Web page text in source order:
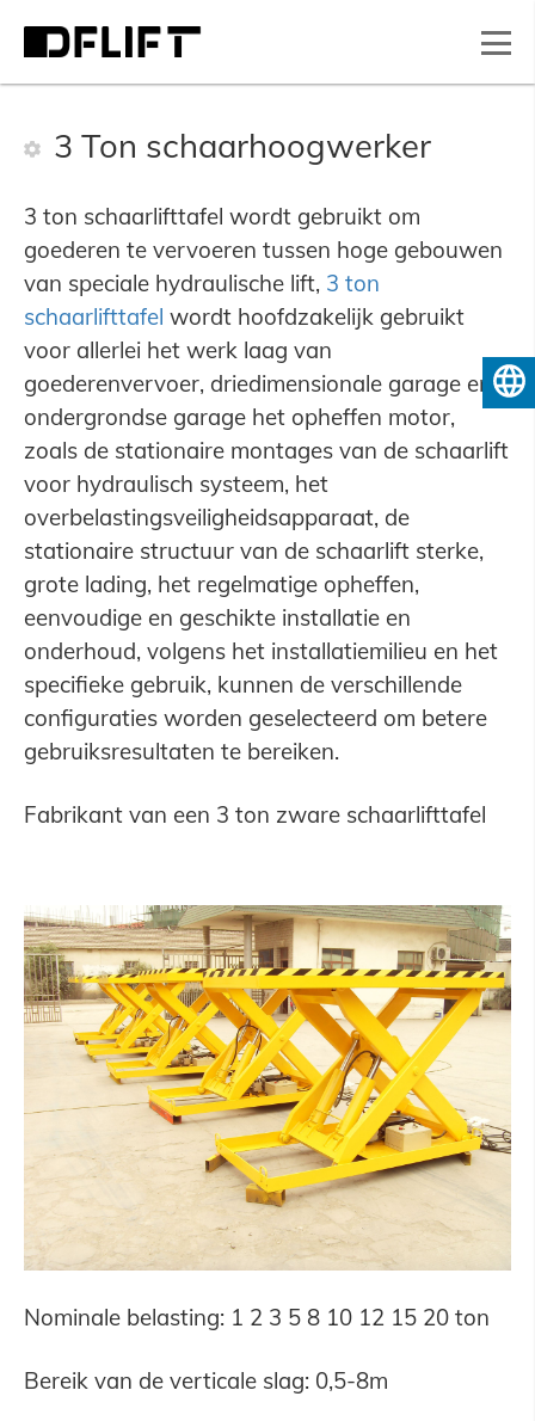
3 Ton schaarhoogwerker
3 ton schaarlifttafel wordt gebruikt om
goederen te vervoeren tussen hoge gebouwen
van speciale hydraulische lift, 3 ton
schaarlifttafel wordt hoofdzakelijk gebruikt
voor allerlei het werk laag van
goederenvervoer, driedimensionale garage en
ondergrondse garage het opheffen motor,
zoals de stationaire montages van de schaarlift
voor hydraulisch systeem, het
overbelastingsveiligheidsapparaat, de
stationaire structuur van de schaarlift sterke,
grote lading, het regelmatige opheffen,
eenvoudige en geschikte installatie en
onderhoud, volgens het installatiemilieu en het
specifieke gebruik, kunnen de verschillende
configuraties worden geselecteerd om betere
gebruiksresultaten te bereiken.
Fabrikant van een 3 ton zware schaarlifttafel
Nominale belasting: 1 2 3 5 8 10 12 15 20 ton
Bereik van de verticale slag: 0,5-8m
Nederlands